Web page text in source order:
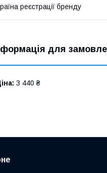
реєстрації бренду
для
3 440 ₴